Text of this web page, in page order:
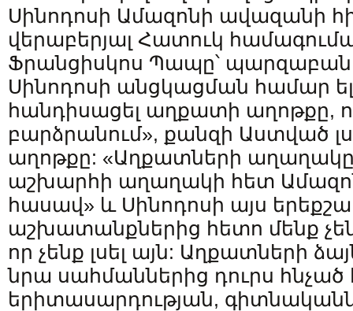
Սինոդոսի Ամազոնի ավազանի
վերաբերյալ Հատուկ
Ֆրանցիսկոս Պապը՝
Սինոդոսի անցկացման համար
հանդիսացել աղքատի աղոթքը,
բարձրանում», քանզի Աստված
աղոթքը: «Աղքատների
աշխարհի աղաղակի հետ
հասավ» և Սինոդոսի այս
աշխատանքներից հետո մենք
որ չենք լսել այն: Աղքատների
նրա սահմաններից դուրս հնչած
երիտասարդության,